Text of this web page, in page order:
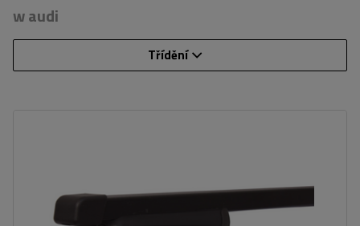
w audi
Třídění